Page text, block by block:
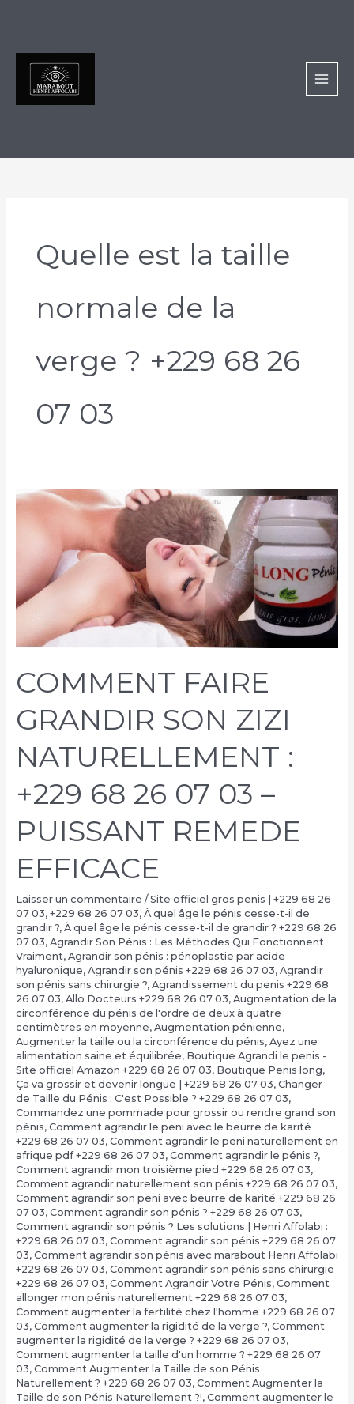
Quelle est la taille
normale de la
verge ? +229 68 26
07 03
COMMENT FAIRE
GRANDIR SON ZIZI
NATURELLEMENT :
+229 68 26 07 03 –
PUISSANT REMEDE
EFFICACE
Laisser un commentaire /Site officiel gros penis | +229 68 26
07 03, +229 68 26 07 03, À quel âge le pénis cesse-t-il de
grandir ?, À quel âge le pénis cesse-t-il de grandir ? +229 68 26
07 03, Agrandir Son Pénis : Les Méthodes Qui Fonctionnent
Vraiment, Agrandir son pénis : pénoplastie par acide
hyaluronique, Agrandir son pénis +229 68 26 07 03, Agrandir
son pénis sans chirurgie ?, Agrandissement du penis +229 68
26 07 03, Allo Docteurs +229 68 26 07 03, Augmentation de la
circonférence du pénis de l'ordre de deux à quatre
centimètres en moyenne, Augmentation pénienne,
Augmenter la taille ou la circonférence du pénis, Ayez une
alimentation saine et équilibrée, Boutique Agrandi le penis -
Site officiel Amazon +229 68 26 07 03, Boutique Penis long,
Ça va grossir et devenir longue | +229 68 26 07 03, Changer
de Taille du Pénis : C'est Possible ? +229 68 26 07 03,
Commandez une pommade pour grossir ou rendre grand son
pénis, Comment agrandir le peni avec le beurre de karité
+229 68 26 07 03, Comment agrandir le peni naturellement en
afrique pdf +229 68 26 07 03, Comment agrandir le pénis ?,
Comment agrandir mon troisième pied +229 68 26 07 03,
Comment agrandir naturellement son pénis +229 68 26 07 03,
Comment agrandir son peni avec beurre de karité +229 68 26
07 03, Comment agrandir son pénis ? +229 68 26 07 03,
Comment agrandir son pénis ? Les solutions | Henri Affolabi :
+229 68 26 07 03, Comment agrandir son pénis +229 68 26 07
03, Comment agrandir son pénis avec marabout Henri Affolabi
+229 68 26 07 03, Comment agrandir son pénis sans chirurgie
+229 68 26 07 03, Comment Agrandir Votre Pénis, Comment
allonger mon pénis naturellement +229 68 26 07 03,
Comment augmenter la fertilité chez l'homme +229 68 26 07
03, Comment augmenter la rigidité de la verge ?, Comment
augmenter la rigidité de la verge ? +229 68 26 07 03,
Comment augmenter la taille d'un homme ? +229 68 26 07
03, Comment Augmenter la Taille de son Pénis
Naturellement ? +229 68 26 07 03, Comment Augmenter la
Taille de son Pénis Naturellement ?!, Comment augmenter le